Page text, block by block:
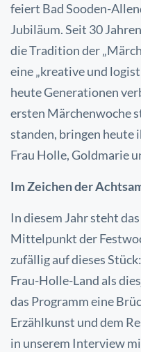
feiert Bad Sooden-
Jubiläum. Seit 30
die Tradition der
eine „kreative und
heute Generationen
ersten Märchenwoche
standen, bringen heute
Frau Holle, Goldmarie
Im Zeichen der
In diesem Jahr steht
Mittelpunkt der
zufällig auf dieses
Frau-Holle-Land als
das Programm eine
Erzählkunst und dem
in unserem Interview